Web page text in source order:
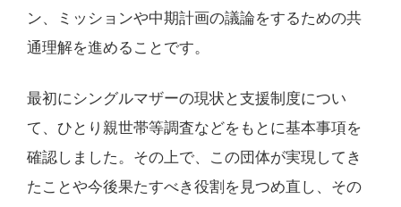
ン、ミッションや中期計画の議論をするための共
通理解を進めることです。
最初にシングルマザーの現状と支援制度につい
て、ひとり親世帯等調査などをもとに基本事項を
確認しました。その上で、この団体が実現してき
たことや今後果たすべき役割を見つめ直し、その